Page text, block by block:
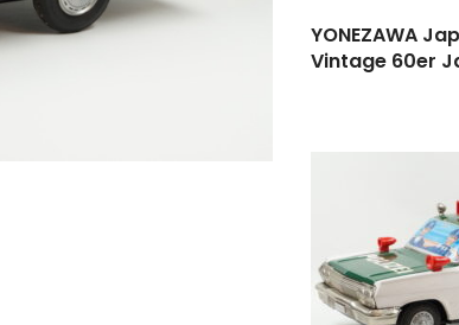
YONEZAWA
Vintage 60er